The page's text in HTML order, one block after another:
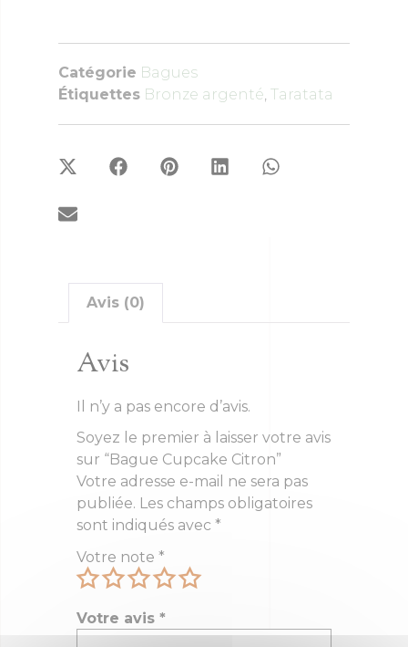
Catégorie Bagues
Étiquettes Bronze argenté, Taratata
Avis (0)
Avis
Il n’y a pas encore d’avis.
Soyez le premier à laisser votre avis
sur “Bague Cupcake Citron”
Votre adresse e-mail ne sera pas
publiée. Les champs obligatoires
sont indiqués avec *
Votre note *
Votre avis *